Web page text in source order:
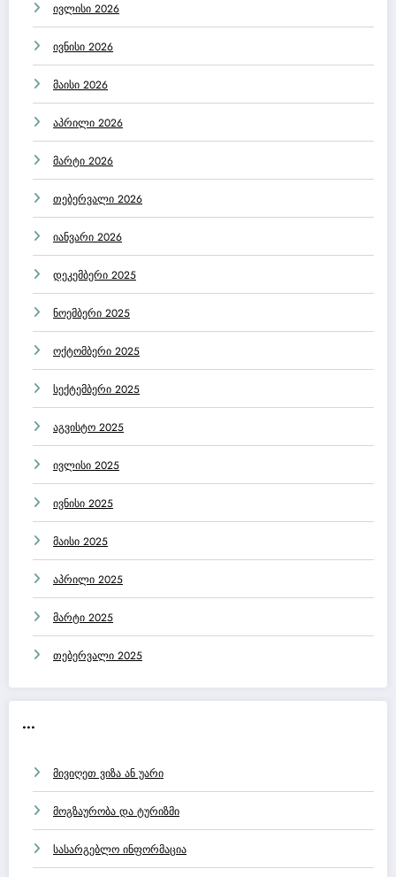
ივლისი 2026
ივნისი 2026
მაისი 2026
აპრილი 2026
მარტი 2026
თებერვალი 2026
იანვარი 2026
დეკემბერი 2025
ნოემბერი 2025
ოქტომბერი 2025
სექტემბერი 2025
აგვისტო 2025
ივლისი 2025
ივნისი 2025
მაისი 2025
აპრილი 2025
მარტი 2025
თებერვალი 2025
...
მივიღეთ ვიზა ან უარი
მოგზაურობა და ტურიზმი
სასარგებლო ინფორმაცია